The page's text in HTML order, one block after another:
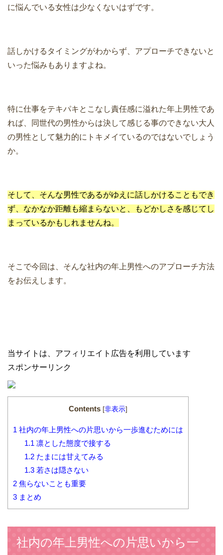
に悩んでいる女性は少なくないはずです。
話しかけるタイミングがわからず、アプローチできないと
いった悩みもありますよね。
特に仕事をテキパキとこなし責任感に溢れた年上男性であ
れば、同世代の男性からは決して感じる事のできない大人
の男性として魅力的にトキメイているのではないでしょう
か。
そして、そんな男性であるがゆえに話しかけることもでき
ず、なかなか距離も縮まらないと、もどかしさを感じてし
まっているかもしれませんね。
そこで今回は、そんな社内の年上男性へのアプローチ方法
をお伝えします。
当サイトは、アフィリエイト広告を利用しています
スポンサーリンク
Contents [非表示]
1 社内の年上男性への片思いから一歩進むためには
1.1 凛とした態度で接する
1.2たまには甘えてみる
1.3若さは隠さない
2 焦らないことも重要
3 まとめ
社内の年上男性への片思いから一